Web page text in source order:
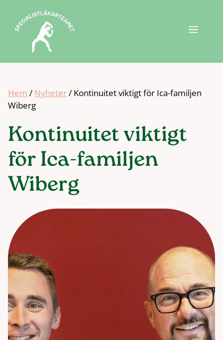
innehåll
Meny
Hem / Nyheter/ Kontinuitet viktigt för Ica-familjen
Wiberg
Kontinuitet viktigt
för Ica-familjen
Wiberg